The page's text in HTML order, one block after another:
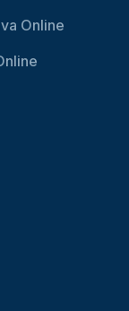
Online